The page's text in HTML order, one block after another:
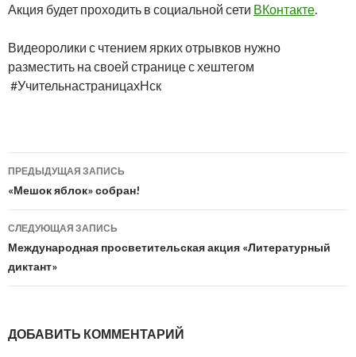
Акция будет проходить в социальной сети ВКонтакте.
Видеоролики с чтением ярких отрывков нужно
разместить на своей странице с хештегом
#УчительнастраницахНск
Навигация
по
записям
ПРЕДЫДУЩАЯ ЗАПИСЬ
«Мешок яблок» собран!
СЛЕДУЮЩАЯ ЗАПИСЬ
Международная просветительская акция «Литературный
диктант»
ДОБАВИТЬ КОММЕНТАРИЙ